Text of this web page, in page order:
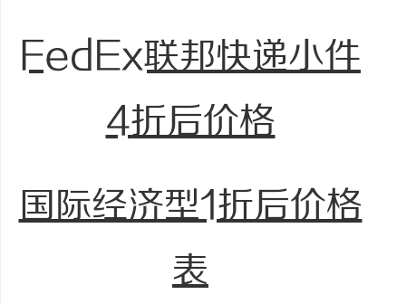
FedEx联邦快递小件
4折后价格
国际经济型1折后价格
表